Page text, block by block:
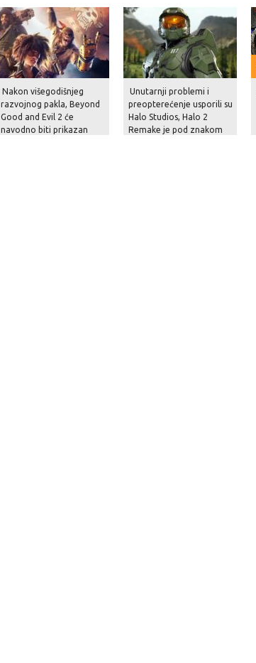
Nakon višegodišnjeg
razvojnog pakla, Beyond
Good and Evil 2 će
navodno biti prikazan
Unutarnji problemi i
preopterećenje usporili su
Halo Studios, Halo 2
Remake je pod znakom